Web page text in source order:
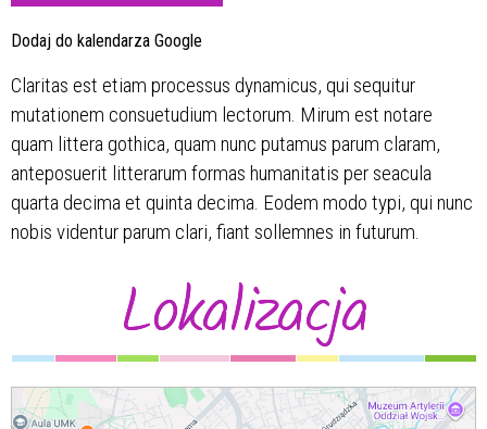
Miejsce
Organizator
Dodaj do kalendarza Google
Claritas est etiam processus dynamicus, qui sequitur
mutationem consuetudium lectorum. Mirum est notare
quam littera gothica, quam nunc putamus parum claram,
anteposuerit litterarum formas humanitatis per seacula
quarta decima et quinta decima. Eodem modo typi, qui nunc
nobis videntur parum clari, fiant sollemnes in futurum.
Lokalizacja